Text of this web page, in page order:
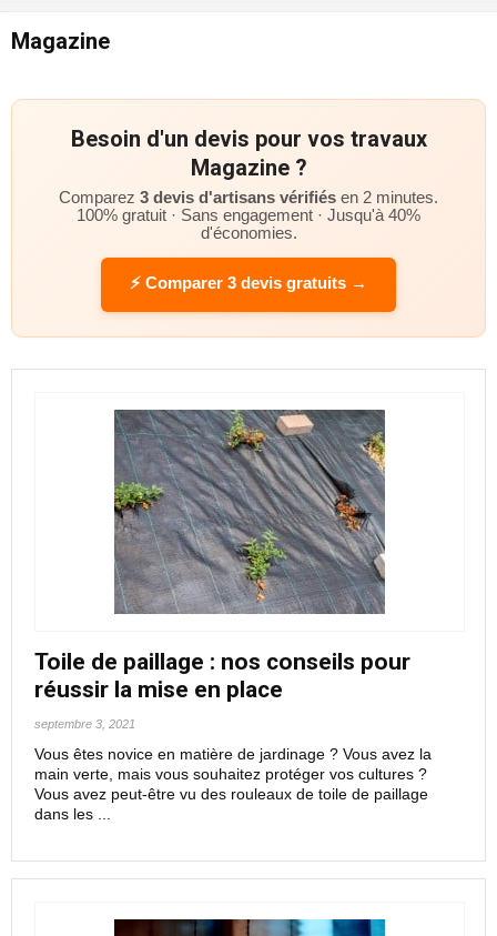
Magazine
Besoin d'un devis pour vos travaux
Magazine ?
Comparez 3 devis d'artisans vérifiés en 2 minutes.
100% gratuit · Sans engagement · Jusqu'à 40%
d'économies.
⚡ Comparer 3 devis gratuits →
Toile de paillage : nos conseils pour
réussir la mise en place
septembre 3, 2021
Vous êtes novice en matière de jardinage ? Vous avez la
main verte, mais vous souhaitez protéger vos cultures ?
Vous avez peut-être vu des rouleaux de toile de paillage
dans les ...